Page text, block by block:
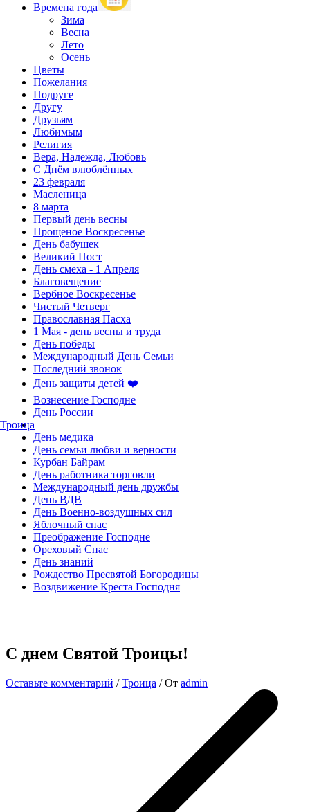
Времена года
Зима
Весна
Лето
Осень
Цветы
Пожелания
Подруге
Другу
Друзьям
Любимым
Религия
Вера, Надежда, Любовь
С Днём влюблённых
23 февраля
Масленица
8 марта
Первый день весны
Прощеное Воскресенье
День бабушек
Великий Пост
День смеха - 1 Апреля
Благовещение
Вербное Воскресенье
Чистый Четверг
Православная Пасха
1 Мая - день весны и труда
День победы
Международный День Семьи
Последний звонок
День защиты детей ❤️
Вознесение Господне
День России
Троица
День медика
День семьи любви и верности
Курбан Байрам
День работника торговли
Международный день дружбы
День ВДВ
День Военно-воздушных сил
Яблочный спас
Преображение Господне
Ореховый Спас
День знаний
Рождество Пресвятой Богородицы
Воздвижение Креста Господня
С днем Святой Троицы!
Оставьте комментарий /Троица / От admin